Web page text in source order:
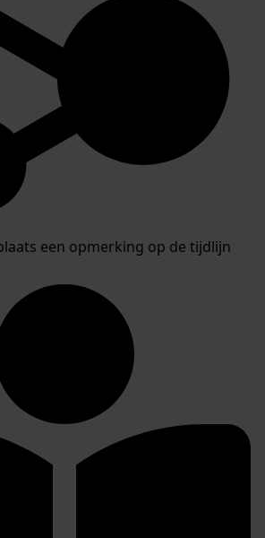
een opmerking op de tijdlijn